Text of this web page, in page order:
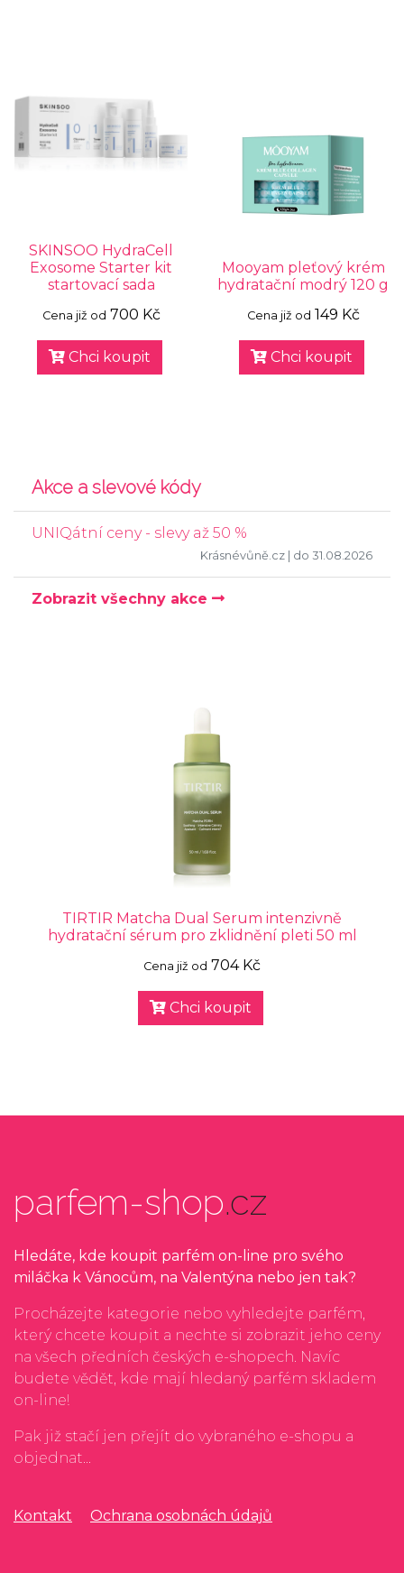
SKINSOO HydraCell
Exosome Starter kit
startovací sada
Cena již od 700 Kč
Chci koupit
Mooyam pleťový krém
hydratační modrý 120 g
Cena již od 149 Kč
Chci koupit
Akce a slevové kódy
UNIQátní ceny - slevy až 50 %
Krásnévůně.cz | do 31.08.2026
Zobrazit všechny akce
TIRTIR Matcha Dual Serum intenzivně
hydratační sérum pro zklidnění pleti 50 ml
Cena již od 704 Kč
Chci koupit
parfem-shop.cz
Hledáte, kde koupit parfém on-line pro svého
miláčka k Vánocům, na Valentýna nebo jen tak?
Procházejte kategorie nebo vyhledejte parfém,
který chcete koupit a nechte si zobrazit jeho ceny
na všech předních českých e-shopech. Navíc
budete vědět, kde mají hledaný parfém skladem
on-line!
Pak již stačí jen přejít do vybraného e-shopu a
objednat...
Kontakt Ochrana osobnách údajů